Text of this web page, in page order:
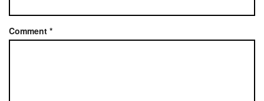
Comment *